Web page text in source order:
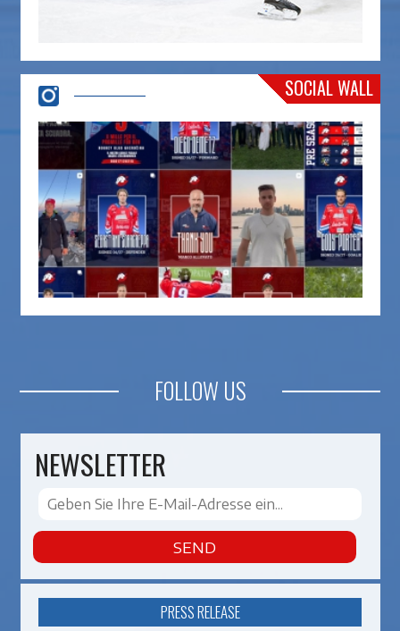
SOCIAL WALL
FOLLOW US
NEWSLETTER
SEND
PRESS RELEASE